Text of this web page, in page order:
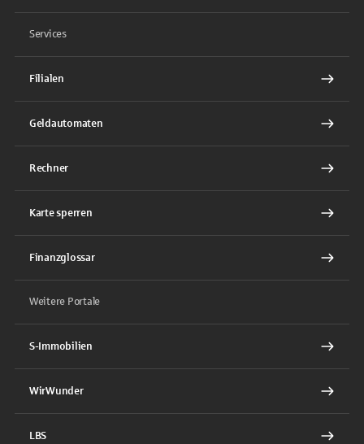
Services
Filialen
Geldautomaten
Rechner
Karte sperren
Finanzglossar
Weitere Portale
S-Immobilien
WirWunder
LBS